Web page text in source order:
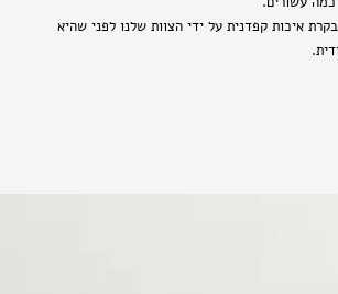
איכות קפדנית על ידי הצוות שלנו לפני שהיא